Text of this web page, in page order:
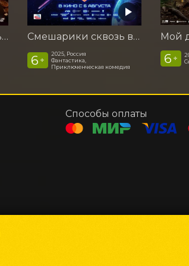
Последний богатырь. Колобок Смешарики сквозь вселенные
6 +
2025, Россия
Фантастика,
Приключенческая комедия
6 +
Способы оплаты